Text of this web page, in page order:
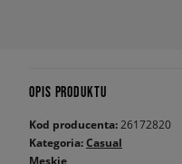
OPIS PRODUKTU
Kod producenta: 26172820
Kategoria:Casual
Męskie